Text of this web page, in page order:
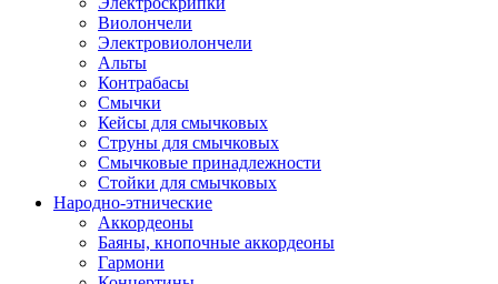
Виолончели
Электровиолончели
Альты
Контрабасы
Смычки
Кейсы для смычковых
Струны для смычковых
Смычковые принадлежности
Стойки для смычковых
Народно-этнические
Аккордеоны
Баяны, кнопочные аккордеоны
Гармони